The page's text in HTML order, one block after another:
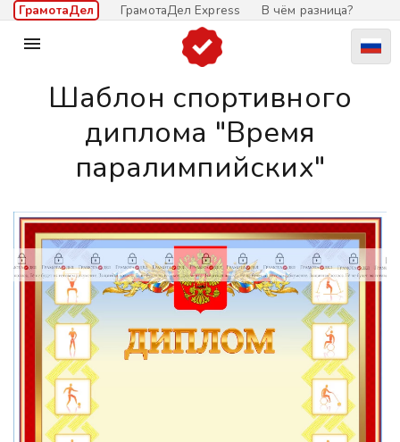
ГрамотаДел ГрамотаДел Express В чём разница?

Шаблон спортивного
диплома "Время
паралимпийских"